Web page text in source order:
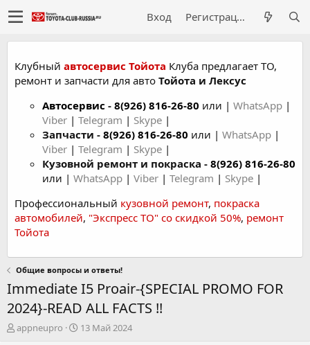
Вход Регистрация
Клубный автосервис Тойота Клуба предлагает ТО,
ремонт и запчасти для авто Тойота и Лексус
Автосервис - 8(926) 816-26-80 или | WhatsApp |
Viber | Telegram | Skype |
Запчасти - 8(926) 816-26-80 или | WhatsApp |
Viber | Telegram | Skype |
Кузовной ремонт и покраска - 8(926) 816-26-80
или | WhatsApp | Viber | Telegram | Skype |
Профессиональный кузовной ремонт, покраска
автомобилей, "Экспресс ТО" со скидкой 50%, ремонт
Тойота
Общие вопросы и ответы!
Immediate I5 Proair-{SPECIAL PROMO FOR
2024}-READ ALL FACTS !!
А
appneupro
Д13 Май 2024